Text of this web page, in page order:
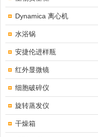
Dynamica 离心机
水浴锅
安捷伦进样瓶
红外显微镜
细胞破碎仪
旋转蒸发仪
干燥箱